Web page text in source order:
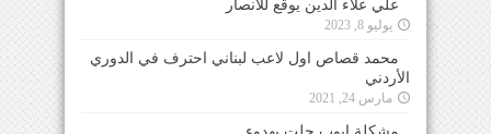
علي علاء الدين يوقع للأنصار
يوليو 8, 2023
محمد قصاص اول لاعب لبناني احترف في الدوري
الأردني
مارس 24, 2021